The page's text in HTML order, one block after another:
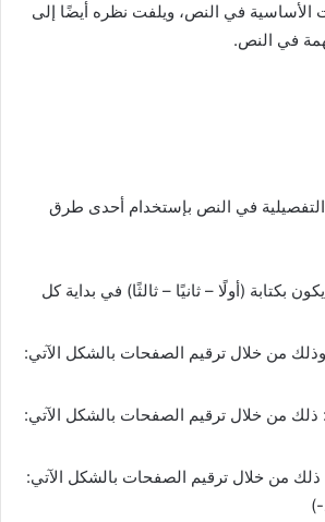
الأساسية في النص، ويلفت نظره أيضًا إلى
في النص.
التفصيلية في النص بإستخدام أحدى طرق
بكتابة (أولًا – ثانيًا – ثالثًا) في بداية كل
وذلك من خلال ترقيم الصفحات بالشكل الآتي:
ذلك من خلال ترقيم الصفحات بالشكل الآتي:
: ذلك من خلال ترقيم الصفحات بالشكل الآتي:
)